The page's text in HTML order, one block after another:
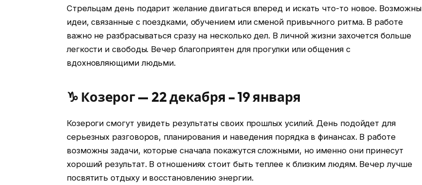
Стрельцам день подарит желание двигаться вперед и искать что-то новое. Возможны
идеи, связанные с поездками, обучением или сменой привычного ритма. В работе
важно не разбрасываться сразу на несколько дел. В личной жизни захочется больше
легкости и свободы. Вечер благоприятен для прогулки или общения с
вдохновляющими людьми.
♑ Козерог — 22 декабря – 19 января
Козероги смогут увидеть результаты своих прошлых усилий. День подойдет для
серьезных разговоров, планирования и наведения порядка в финансах. В работе
возможны задачи, которые сначала покажутся сложными, но именно они принесут
хороший результат. В отношениях стоит быть теплее к близким людям. Вечер лучше
посвятить отдыху и восстановлению энергии.